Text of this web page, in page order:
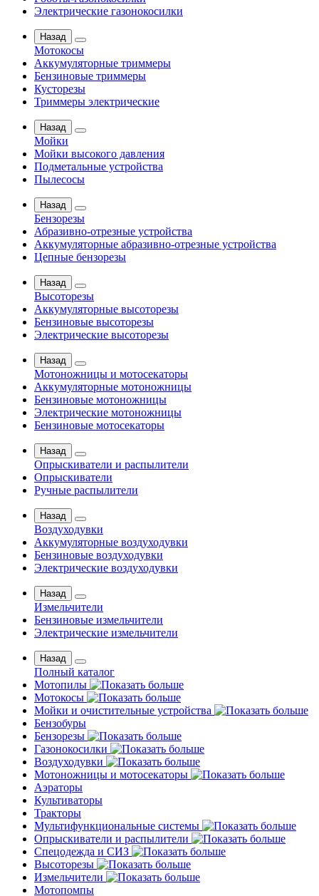
Электрические газонокосилки
Назад
Мотокосы
Аккумуляторные триммеры
Бензиновые триммеры
Кусторезы
Триммеры электрические
Назад
Мойки
Мойки высокого давления
Подметальные устройства
Пылесосы
Назад
Бензорезы
Абразивно-отрезные устройства
Аккумуляторные абразивно-отрезные устройства
Цепные бензорезы
Назад
Высоторезы
Аккумуляторные высоторезы
Бензиновые высоторезы
Электрические высоторезы
Назад
Мотоножницы и мотосекаторы
Аккумуляторные мотоножницы
Бензиновые мотоножницы
Электрические мотоножницы
Бензиновые мотосекаторы
Назад
Опрыскиватели и распылители
Опрыскиватели
Ручные распылители
Назад
Воздуходувки
Аккумуляторные воздуходувки
Бензиновые воздуходувки
Электрические воздуходувки
Назад
Измельчители
Бензиновые измельчители
Электрические измельчители
Назад
Полный каталог
Мотопилы
Мотокосы
Мойки и очистительные устройства
Бензобуры
Бензорезы
Газонокосилки
Воздуходувки
Мотоножницы и мотосекаторы
Аэраторы
Культиваторы
Тракторы
Мультифункциональные системы
Опрыскиватели и распылители
Спецодежда и СИЗ
Высоторезы
Измельчители
Мотопомпы